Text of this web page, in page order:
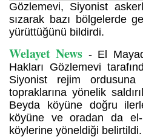
Gözlemevi, Siyonist
sızarak bazı bölgelerde
yürüttüğünü bildirdi.
Welayet News - El
Hakları Gözlemevi
Siyonist rejim
topraklarına yönelik
Beyda köyüne doğru
köyüne ve oradan da
köylerine yöneldiği belirtildi.